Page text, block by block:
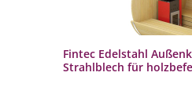
Fintec Edelstahl
Strahlblech für